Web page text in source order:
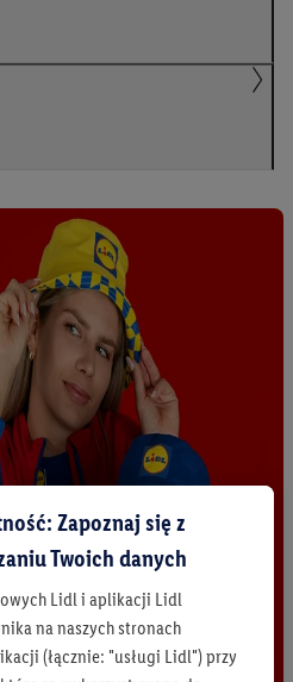
Zapoznaj się z
Twoich danych
Lidl i aplikacji Lidl
na naszych stronach
(łącznie: "usługi Lidl") przy